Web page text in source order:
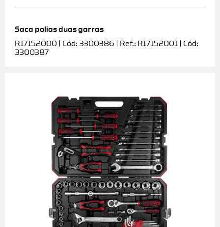
Saca polias duas garras
R17152000 | Cód: 3300386 | Ref.: R17152001 | Cód:
3300387